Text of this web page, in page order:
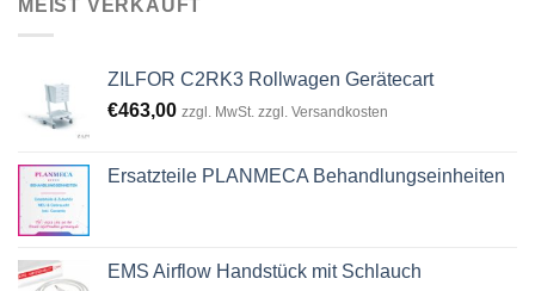
MEIST VERKAUFT
ZILFOR C2RK3 Rollwagen Gerätecart
€463,00 zzgl. MwSt. zzgl. Versandkosten
Ersatzteile PLANMECA Behandlungseinheiten
EMS Airflow Handstück mit Schlauch